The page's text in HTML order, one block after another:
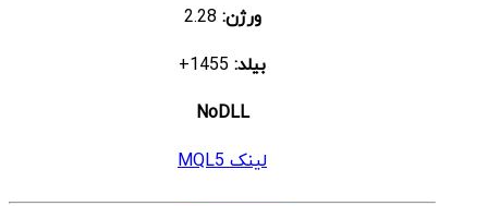
ورژن:2.28
بیلد:
NoDLL
لینک MQL5